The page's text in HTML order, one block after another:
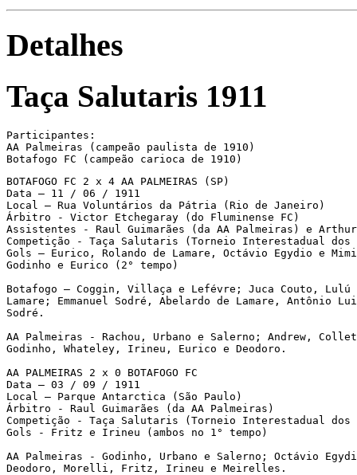
Detalhes
Taça Salutaris 1911
Participantes:
AA Palmeiras (campeão paulista de 1910)
Botafogo FC (campeão carioca de 1910)
BOTAFOGO FC 2 x 4 AA PALMEIRAS (SP)
Data – 11 / 06 / 1911
Local – Rua Voluntários da Pátria (Rio de Janeiro)
Árbitro - Victor Etchegaray (do Fluminense FC)
Assistentes - Raul Guimarães (da AA Palmeiras) e
Competição - Taça Salutaris (Torneio Interestadual dos
Gols – Eurico, Rolando de Lamare, Octávio Egydio e
Godinho e Eurico (2° tempo)
Botafogo – Coggin, Villaça e Lefévre; Juca Couto, Lulú
Lamare; Emmanuel Sodré, Abelardo de Lamare, Antônio
Sodré.
AA Palmeiras - Rachou, Urbano e Salerno; Andrew,
Godinho, Whateley, Irineu, Eurico e Deodoro.
AA PALMEIRAS 2 x 0 BOTAFOGO FC
Data – 03 / 09 / 1911
Local – Parque Antarctica (São Paulo)
Árbitro - Raul Guimarães (da AA Palmeiras)
Competição - Taça Salutaris (Torneio Interestadual dos
Gols - Fritz e Irineu (ambos no 1° tempo)
AA Palmeiras - Godinho, Urbano e Salerno; Octávio
Deodoro, Morelli, Fritz, Irineu e Meirelles.